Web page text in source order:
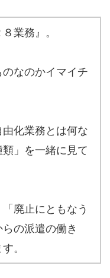
業務』。
なのかイマイチ
化業務とは何な
」 を一緒に見て
廃止にともなう
の派遣の働き
。